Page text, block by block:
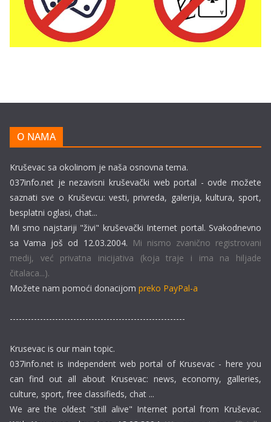
O NAMA
Kruševac sa okolinom je naša osnovna tema.
037info.net je nezavisni kruševački web portal - ovde možete
saznati sve o Kruševcu: vesti, privreda, galerija, kultura, sport,
besplatni oglasi, chat...
Mi smo najstariji "živi" kruševački Internet portal. Svakodnevno
sa Vama još od 12.03.2004. Mi nismo zvanično registrovani
medij, već privatna inicijativa (koja traje i ima na hiljade
čitalaca...).
Možete nam pomoći donacijom preko PayPal-a
----------------------------------------------------------
Krusevac is our main topic.
037info.net is independent web portal of Krusevac - here you
can find out all about Krusevac: news, economy, galleries,
culture, sport, free classifieds, chat ...
We are the oldest "still alive" Internet portal from Kruševac.